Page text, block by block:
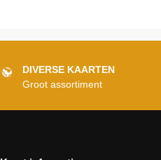
DIVERSE KAARTEN
Groot assortiment